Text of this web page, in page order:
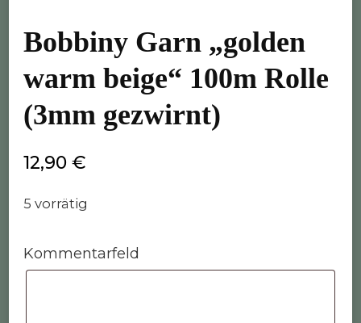
Bobbiny Garn „golden
warm beige“ 100m Rolle
(3mm gezwirnt)
12,90 €
5 vorrätig
Kommentarfeld